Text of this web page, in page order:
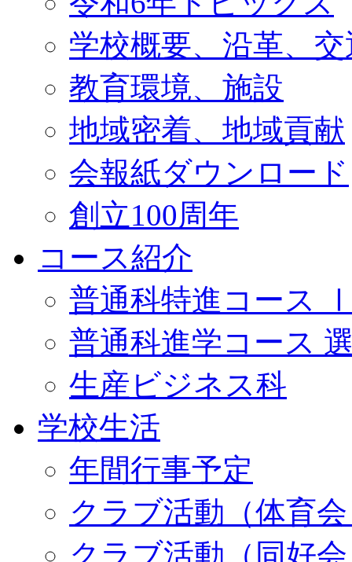
学校概要、沿革、
教育環境、施設
地域密着、地域貢献
会報紙ダウンロード
創立100周年
コース紹介
普通科特進コース
普通科進学コース
生産ビジネス科
学校生活
年間行事予定
クラブ活動（体育
クラブ活動（同好